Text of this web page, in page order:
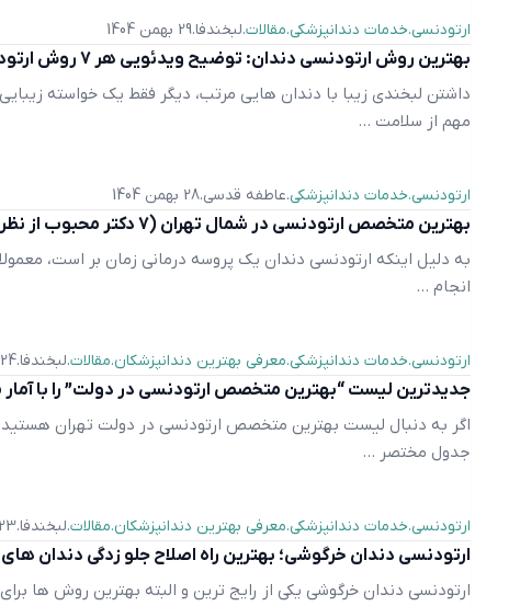
ارتودنسی خدمات دندانپزشکی مقالات لبخندفا 29 بهمن 1404
بهترین روش ارتودنسی دندان: توضیح ویدئویی هر 7 روش ارتودنسی + نتیجه گیری
داشتن لبخندی زیبا با دندان ‌هایی مرتب، دیگر فقط یک خواسته‌
مهم از سلامت ...
ارتودنسی خدمات دندانپزشکی عاطفه قدسی 28 بهمن 1404
بهترین متخصص ارتودنسی در شمال تهران (7 دکتر محبوب از نظر مردم)
به دلیل اینکه ارتودنسی دندان یک پروسه درمانی زمان بر است،
انجام ...
ارتودنسی خدمات دندانپزشکی معرفی بهترین دندانپزشکان مقالات لبخندفا 24 بهمن 1404
جدیدترین لیست “بهترین متخصص ارتودنسی در دولت” را با
اگر به دنبال لیست بهترین متخصص ارتودنسی در دولت تهران
جدول مختصر ...
ارتودنسی خدمات دندانپزشکی معرفی بهترین دندانپزشکان مقالات لبخندفا 23 بهمن 1404
ارتودنسی دندان خرگوشی؛ بهترین راه اصلاح جلو زدگی دندان
ارتودنسی دندان خرگوشی یکی از رایج ترین و البته بهترین روش ها